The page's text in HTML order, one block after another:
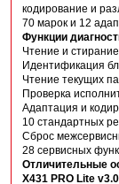
кодирование и
70 марок и 12
Функции
Чтение и
Идентификация
Чтение текущих
Проверка
Адаптация и
10 стандартных
Сброс
28 сервисных
Отличительные
X431 PRO Lite v3.0